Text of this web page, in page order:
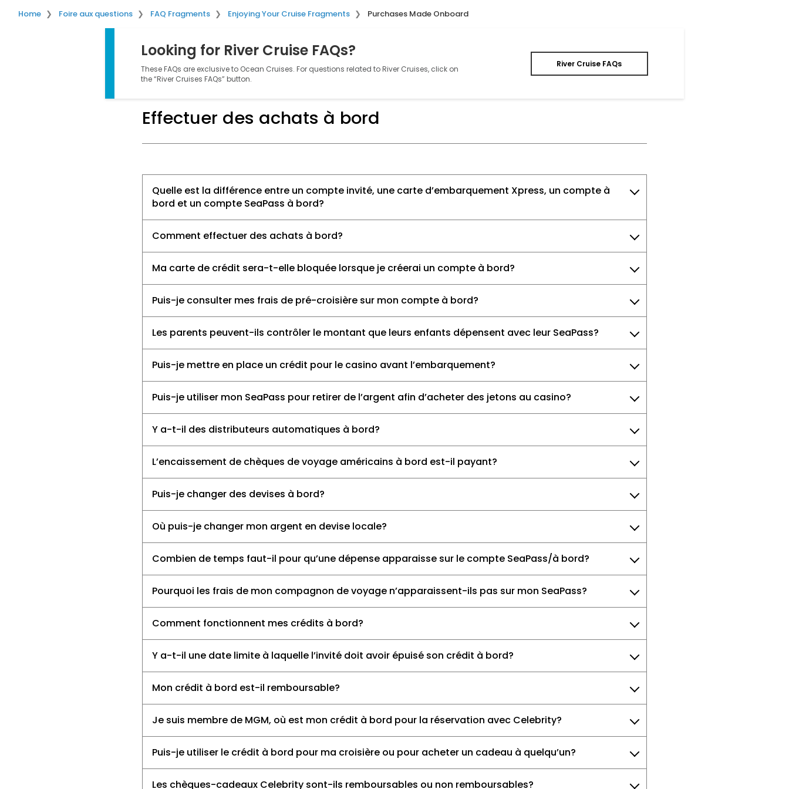
Home Foire aux questions FAQ Fragments Enjoying Your Cruise Fragments Purchases Made Onboard
Looking for River Cruise FAQs?
These FAQs are exclusive to Ocean Cruises. For questions related to River Cruises, click on
the “River Cruises FAQs” button.
River Cruise FAQs
Effectuer des achats à bord
Quelle est la différence entre un compte invité, une carte d’embarquement Xpress, un compte à
bord et un compte SeaPass à bord?
Comment effectuer des achats à bord?
Ma carte de crédit sera-t-elle bloquée lorsque je créerai un compte à bord?
Puis-je consulter mes frais de pré-croisière sur mon compte à bord?
Les parents peuvent-ils contrôler le montant que leurs enfants dépensent avec leur SeaPass?
Puis-je mettre en place un crédit pour le casino avant l’embarquement?
Puis-je utiliser mon SeaPass pour retirer de l’argent afin d’acheter des jetons au casino?
Y a-t-il des distributeurs automatiques à bord?
L’encaissement de chèques de voyage américains à bord est-il payant?
Puis-je changer des devises à bord?
Où puis-je changer mon argent en devise locale?
Combien de temps faut-il pour qu’une dépense apparaisse sur le compte SeaPass/à bord?
Pourquoi les frais de mon compagnon de voyage n’apparaissent-ils pas sur mon SeaPass?
Comment fonctionnent mes crédits à bord?
Y a-t-il une date limite à laquelle l’invité doit avoir épuisé son crédit à bord?
Mon crédit à bord est-il remboursable?
Je suis membre de MGM, où est mon crédit à bord pour la réservation avec Celebrity?
Puis-je utiliser le crédit à bord pour ma croisière ou pour acheter un cadeau à quelqu’un?
Les chèques-cadeaux Celebrity sont-ils remboursables ou non remboursables?